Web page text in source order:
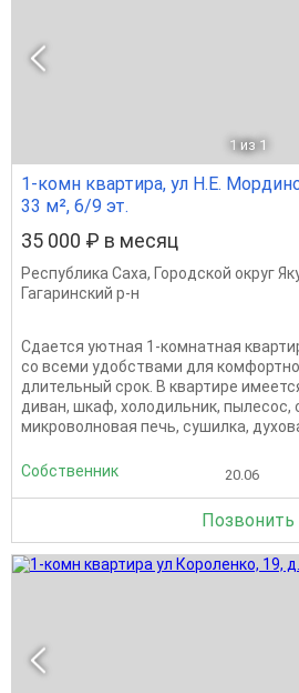
1 из 1
1-комн квартира, ул Н.Е.
33 м², 6/9 эт.
35 000 ₽ в месяц
Республика Саха, Городской округ
Гагаринский р-н
Сдается уютная 1-комнатная
со всеми удобствами для
длительный срок. В квартире
диван, шкаф, холодильник, пылесос,
микроволновая печь, сушилка,
Собственник 20.06
Позвонить